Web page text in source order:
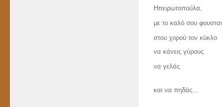
Ηπειρωτοπούλα,
με το καλό σου
στου χορού τον κύκλο
να κάνεις γύρους
να γελάς
και να πηδάς…